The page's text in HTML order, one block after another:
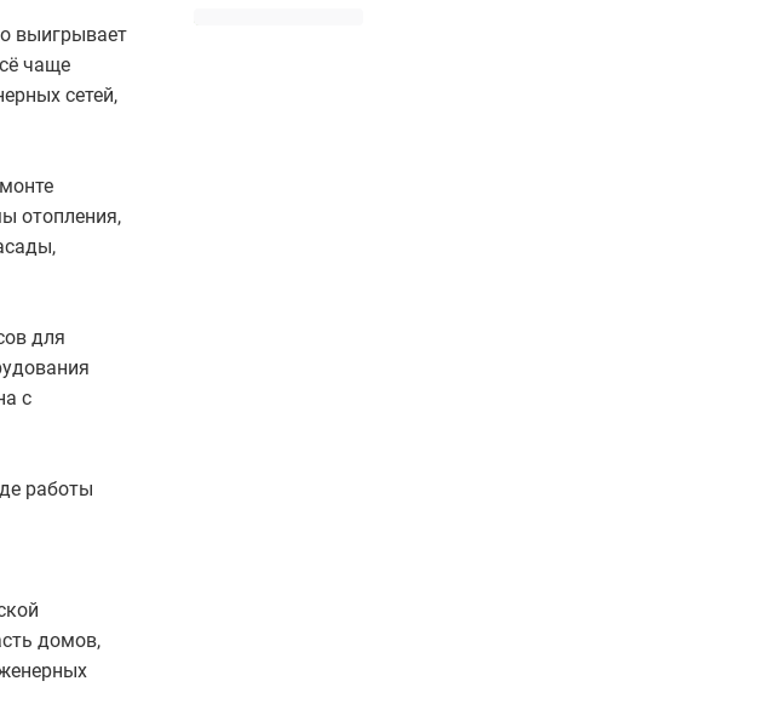
выигрывает
чаще
сетей,
отопления,
для
с
работы
домов,